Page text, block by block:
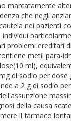
marcatamente
che negli
nei pazienti
problemi
metil para-
ml),
di sodio per
a 2 g di sodio
della causa
il farmaco